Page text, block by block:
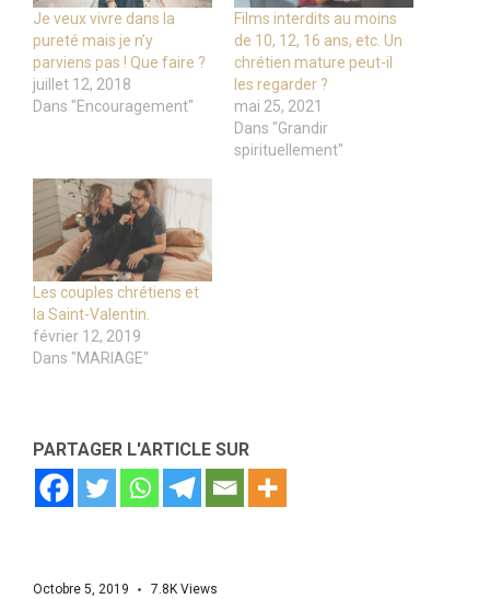
Je veux vivre dans la
pureté mais je n’y
parviens pas ! Que faire ?
juillet 12, 2018
Dans "Encouragement"
Films interdits au moins
de 10, 12, 16 ans, etc. Un
chrétien mature peut-il
les regarder ?
mai 25, 2021
Dans "Grandir
spirituellement"
Les couples chrétiens et
la Saint-Valentin.
février 12, 2019
Dans "MARIAGE"
PARTAGER L'ARTICLE SUR
Octobre 5, 2019 7.8K Views